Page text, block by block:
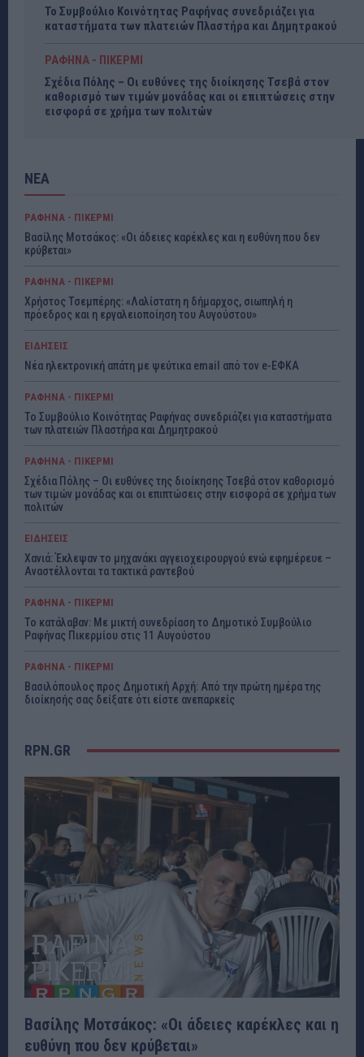
Το Συμβούλιο Κοινότητας Ραφήνας συνεδριάζει για
καταστήματα των πλατειών Πλαστήρα και Δημητρακού
ΡΑΦΗΝΑ - ΠΙΚΕΡΜΙ
Σχέδια Πόλης – Οι ευθύνες της διοίκησης Τσεβά στον
καθορισμό των τιμών μονάδας και οι επιπτώσεις στην
εισφορά σε χρήμα των πολιτών
ΝΕΑ
ΡΑΦΗΝΑ - ΠΙΚΕΡΜΙ
Βασίλης Μοτσάκος: «Οι άδειες καρέκλες και η ευθύνη που δεν
κρύβεται»
ΡΑΦΗΝΑ - ΠΙΚΕΡΜΙ
Χρήστος Τσεμπέρης: «Λαλίστατη η δήμαρχος, σιωπηλή η
πρόεδρος και η εργαλειοποίηση του Αυγούστου»
ΕΙΔΗΣΕΙΣ
Νέα ηλεκτρονική απάτη με ψεύτικα email από τον e-ΕΦΚΑ
ΡΑΦΗΝΑ - ΠΙΚΕΡΜΙ
Το Συμβούλιο Κοινότητας Ραφήνας συνεδριάζει για καταστήματα
των πλατειών Πλαστήρα και Δημητρακού
ΡΑΦΗΝΑ - ΠΙΚΕΡΜΙ
Σχέδια Πόλης – Οι ευθύνες της διοίκησης Τσεβά στον καθορισμό
των τιμών μονάδας και οι επιπτώσεις στην εισφορά σε χρήμα των
πολιτών
ΕΙΔΗΣΕΙΣ
Χανιά: Έκλεψαν το μηχανάκι αγγειοχειρουργού ενώ εφημέρευε –
Αναστέλλονται τα τακτικά ραντεβού
ΡΑΦΗΝΑ - ΠΙΚΕΡΜΙ
Το κατάλαβαν: Με μικτή συνεδρίαση το Δημοτικό Συμβούλιο
Ραφήνας Πικερμίου στις 11 Αυγούστου
ΡΑΦΗΝΑ - ΠΙΚΕΡΜΙ
Βασιλόπουλος προς Δημοτική Αρχή: Από την πρώτη ημέρα της
διοίκησής σας δείξατε ότι είστε ανεπαρκείς
RPN.GR
Βασίλης Μοτσάκος: «Οι άδειες καρέκλες και η
ευθύνη που δεν κρύβεται»